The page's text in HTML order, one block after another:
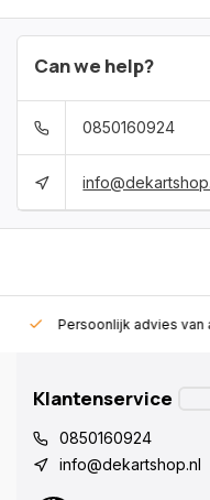
Can we help?
0850160924
Persoonlijk advies
Klantenservice
0850160924
info@dekartshop.nl